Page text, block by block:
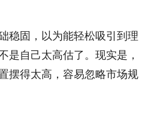
稳固，以为能轻松吸引到理
是自己太高估了。现实是，
摆得太高，容易忽略市场规